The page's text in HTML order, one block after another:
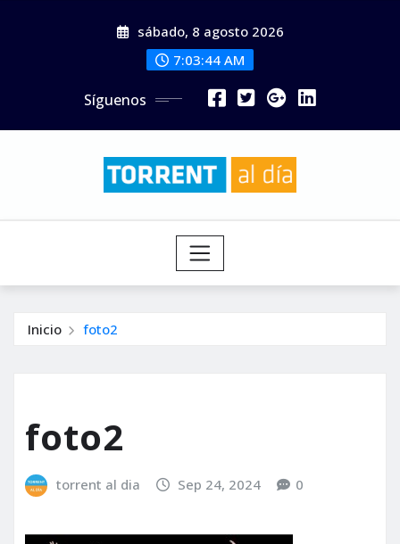
sábado, 8 agosto 2026
7:03:45 AM
Síguenos
Inicio foto2
foto2
torrent al dia Sep 24, 2024 0